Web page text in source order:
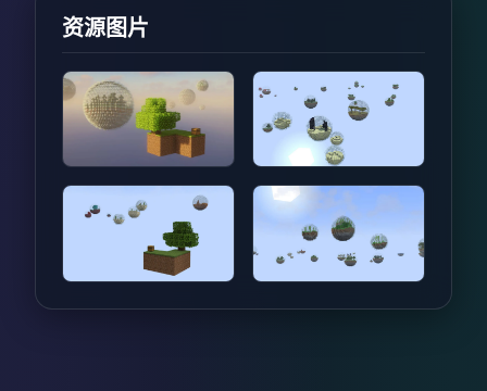
资源图片